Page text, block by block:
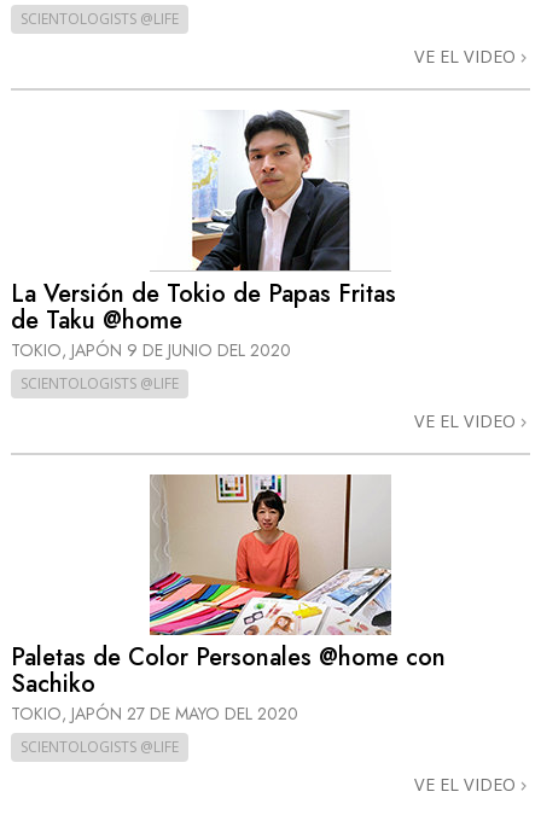
SCIENTOLOGISTS @LIFE
VE EL VIDEO
La Versión de Tokio de Papas Fritas
de Taku @home
TOKIO, JAPÓN 9 DE JUNIO DEL 2020
SCIENTOLOGISTS @LIFE
VE EL VIDEO
Paletas de Color Personales @home con
Sachiko
TOKIO, JAPÓN 27 DE MAYO DEL 2020
SCIENTOLOGISTS @LIFE
VE EL VIDEO